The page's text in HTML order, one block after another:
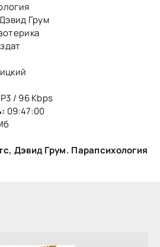
Грум
/ 96 Kbps
09:47:00
Дэвид Грум. Парапсихология